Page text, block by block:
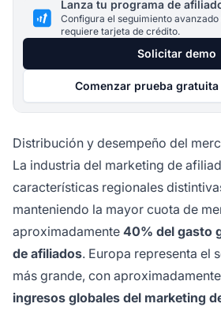
Lanza tu programa de
Configura el seguimiento avanzado
requiere tarjeta de crédito.
Solicitar demo
Comenzar prueba
Distribución y desempeño del
La industria del marketing de
características regionales
manteniendo la mayor cuota de
aproximadamente 40% del gasto
de afiliados. Europa representa el
más grande, con aproximadamente
ingresos globales del marketing